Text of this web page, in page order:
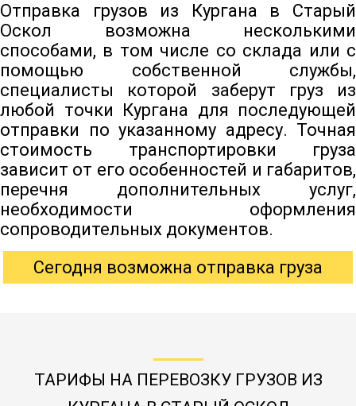
Отправка грузов из Кургана в Старый
Оскол возможна несколькими
способами, в том числе со склада или с
помощью собственной службы,
специалисты которой заберут груз из
любой точки Кургана для последующей
отправки по указанному адресу. Точная
стоимость транспортировки груза
зависит от его особенностей и габаритов,
перечня дополнительных услуг,
необходимости оформления
сопроводительных документов.
Сегодня возможна отправка груза
ТАРИФЫ НА ПЕРЕВОЗКУ ГРУЗОВ ИЗ